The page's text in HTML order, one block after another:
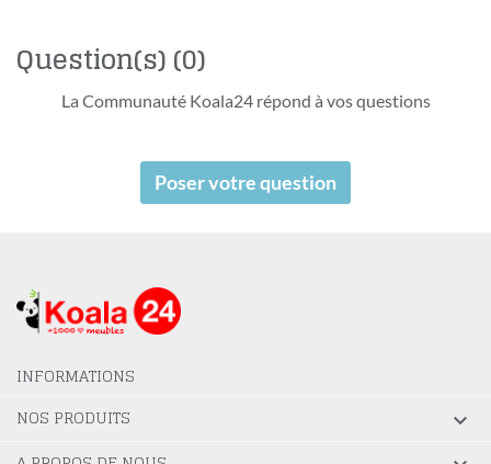
Question(s)(0)
La Communauté Koala24 répond à vos questions
Poser votre question
INFORMATIONS
NOS PRODUITS
